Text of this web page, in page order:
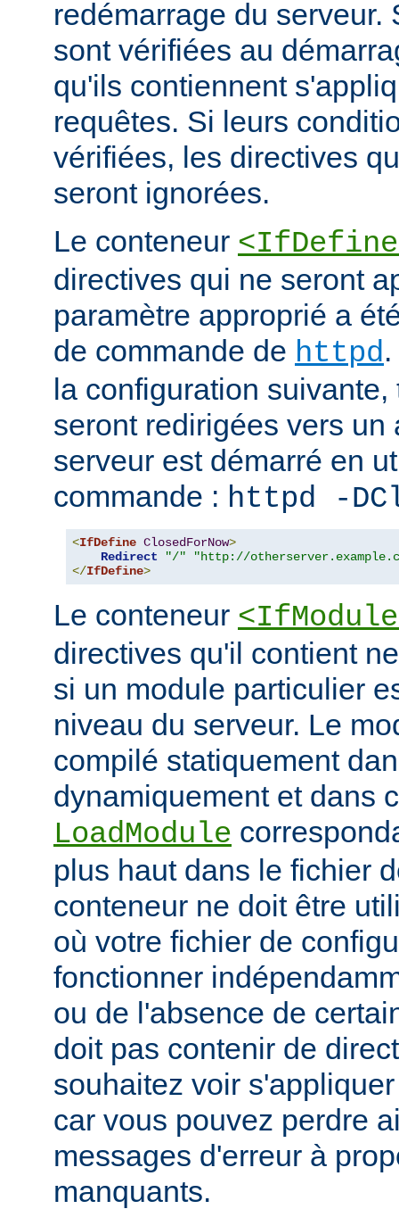
redémarrage du serveur.
sont vérifiées au
qu'ils contiennent
requêtes. Si leurs
vérifiées, les directives
seront ignorées.
Le conteneur
directives qui ne seront
paramètre approprié a
de commande de httpd
la configuration
seront redirigées vers un
serveur est démarré en
commande : httpd -
<IfDefine ClosedForNow>
Redirect
"/"
"http://
</IfDefine>
Le conteneur
directives qu'il contient
si un module particulier
niveau du serveur. Le
compilé statiquement
dynamiquement et dans
LoadModule
plus haut dans le fichier
conteneur ne doit être
où votre fichier de
fonctionner
ou de l'absence de
doit pas contenir de
souhaitez voir
car vous pouvez perdre
messages d'erreur à
manquants.